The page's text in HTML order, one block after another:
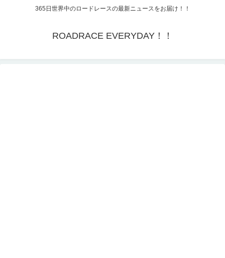
365日世界中のロードレースの最新ニュースをお届け！！
ROADRACE EVERYDAY！！